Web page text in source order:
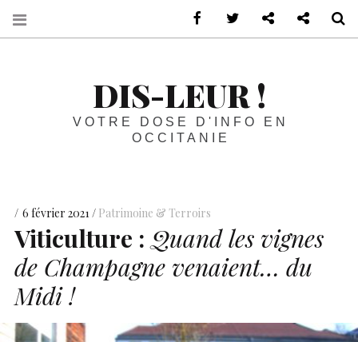
DIS-LEUR !
VOTRE DOSE D'INFO EN
OCCITANIE
6 février 2021 Patrimoine & Terroirs
Viticulture : Quand les vignes
de Champagne venaient… du
Midi !
sur Facebook
sur TwitterContactez-nous
Notre